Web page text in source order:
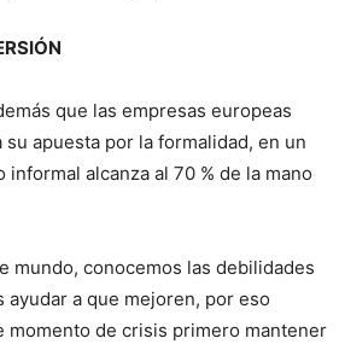
que las empresas europeas
apuesta por la formalidad, en un
alcanza al 70 % de la mano
mundo, conocemos las debilidades
ayudar a que mejoren, por eso
momento de crisis primero mantener